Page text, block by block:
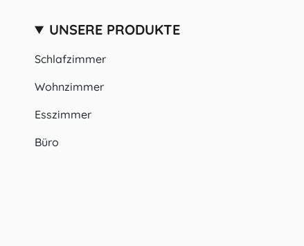
UNSERE PRODUKTE
Schlafzimmer
Wohnzimmer
Esszimmer
Büro